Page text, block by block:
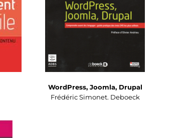
WordPress, Joomla, Drupal
Frédéric Simonet. Deboeck